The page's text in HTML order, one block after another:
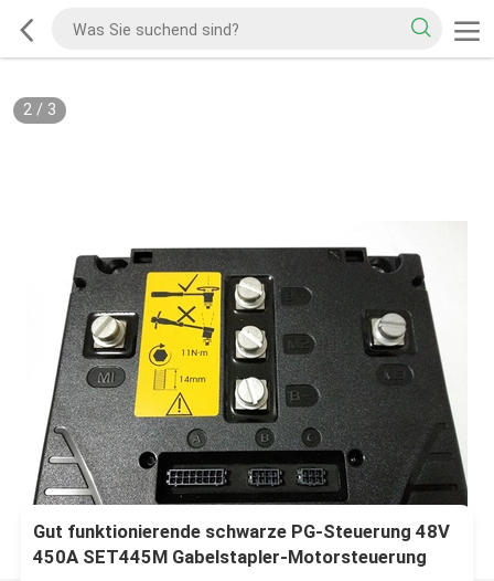
2/ 3
Gut funktionierende schwarze PG-Steuerung 48V
450A SET445M Gabelstapler-Motorsteuerung